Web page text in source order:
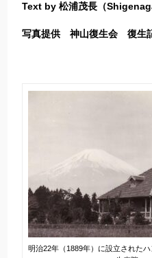
Text by 松浦茂長（
写真提供 神山復生会 復生
明治22年（1889年）に設立された